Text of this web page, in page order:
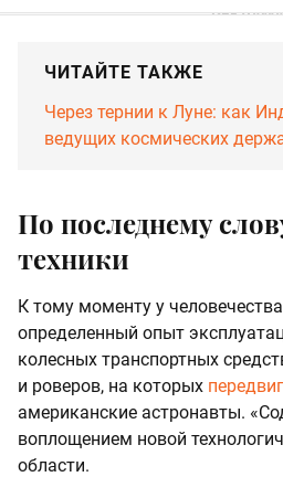
ЧИТАЙТЕ ТАКЖЕ
Через тернии к Луне: как
ведущих космических
По последнему
техники
К тому моменту у
определенный опыт
колесных транспортных
и роверов, на которых
американские астронавты.
воплощением новой
области.